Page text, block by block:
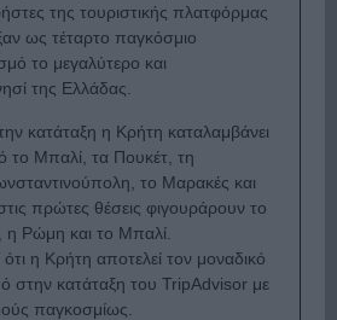
της τουριστικής πλατφόρμας
ως τέταρτο παγκόσμιο
το μεγαλύτερο και
της Ελλάδας.
κατάταξη η Κρήτη καταλαμβάνει
το Μπαλί, τα Πουκέτ, τη
το Μαρακές και
πρώτες θέσεις φιγουράρουν το
η Ρώμη και το Μπαλί.
ότι η Κρήτη αποτελεί τον μοναδικό
στην κατάταξη του TripAdvisor με
παγκοσμίως.